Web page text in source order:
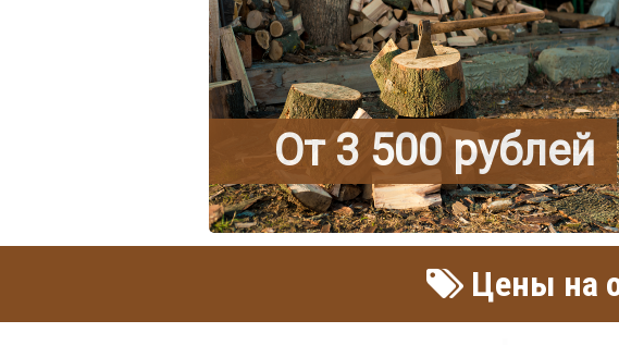
От 3 500 рублей
Цены на